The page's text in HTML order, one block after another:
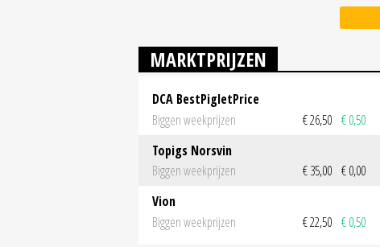
MARKTPRIJZEN
DCA BestPigletPrice
Biggen weekprijzen
€ 26,50 € 0,50
Topigs Norsvin
Biggen weekprijzen
€ 35,00 € 0,00
Vion
Biggen weekprijzen
€ 22,50 € 0,50